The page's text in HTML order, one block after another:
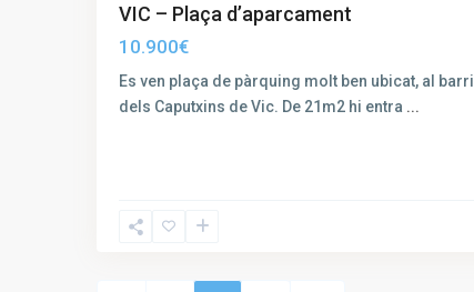
VIC – Plaça d’aparcament
10.900€
Es ven plaça de pàrquing molt ben ubicat, al barri
dels Caputxins de Vic. De 21m2 hi entra ...